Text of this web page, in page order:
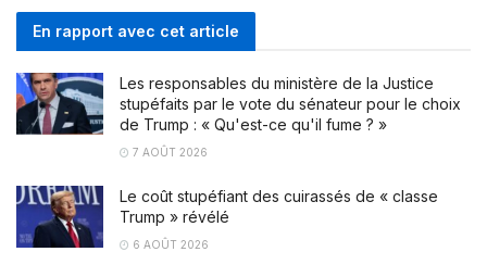
En rapport avec cet article
Les responsables du ministère de la Justice
stupéfaits par le vote du sénateur pour le choix
de Trump : « Qu'est-ce qu'il fume ? »
7 AOÛT 2026
Le coût stupéfiant des cuirassés de « classe
Trump » révélé
6 AOÛT 2026